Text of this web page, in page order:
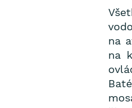
na
na